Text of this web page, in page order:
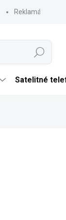
Reklamácia
Hľadať
Satelitné